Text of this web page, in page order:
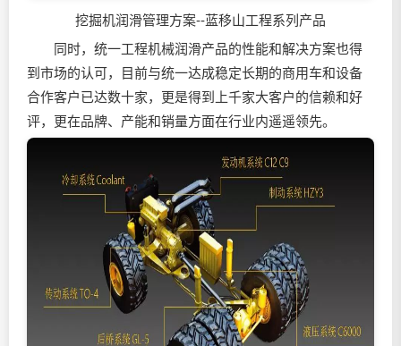
挖掘机润滑管理方案--蓝移山工程系列产品
同时，统一工程机械润滑产品的性能和解决方案也得
到市场的认可，目前与统一达成稳定长期的商用车和设备
合作客户已达数十家，更是得到上千家大客户的信赖和好
评，更在品牌、产能和销量方面在行业内遥遥领先。